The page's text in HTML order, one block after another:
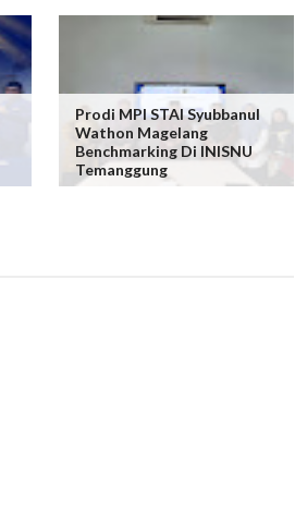
Prodi MPI STAI Syubbanul
Wathon Magelang
Benchmarking Di INISNU
Temanggung